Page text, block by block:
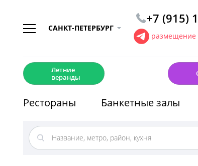
САНКТ-ПЕТЕРБУРГ
+7 (915)
размещение
Летние
веранды
Рестораны Банкетные залы